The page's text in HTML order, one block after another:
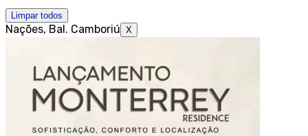
Limpar todos
Nações, Bal. Camboriú X